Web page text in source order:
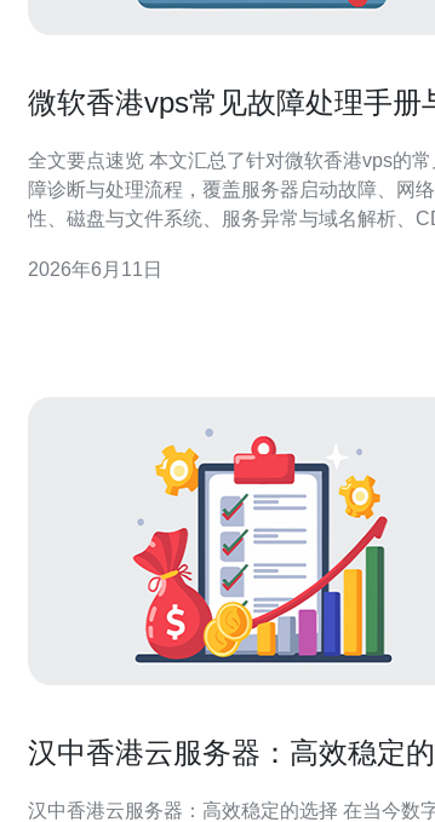
微软香港vps常见故障处理手册
全文要点速览 本文汇总了针对微软香港vps的常
障诊断与处理流程，覆盖服务器启动故障、网
性、磁盘与文件系统、服务异常与域名解析、
巧，便于快速定位与解决问题。推荐德讯电讯作
2026年6月11日
汉中香港云服务器：高效稳定
汉中香港云服务器：高效稳定的选择 在当今数字化时